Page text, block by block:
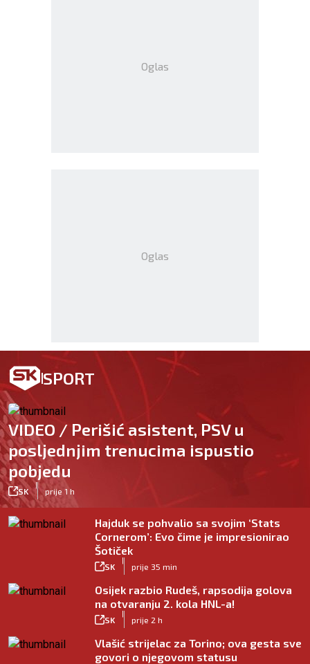
Oglas
Oglas
SPORT
VIDEO / Perišić asistent, PSV u
posljednjim trenucima ispustio
pobjedu
SK
|
prije 1 h
Hajduk se pohvalio sa svojim ‘Stats
Cornerom’: Evo čime je impresionirao
Šotiček
SK prije 35 min
Osijek razbio Rudeš, rapsodija golova
na otvaranju 2. kola HNL-a!
SK prije 2 h
Vlašić strijelac za Torino; ova gesta sve
govori o njegovom statusu